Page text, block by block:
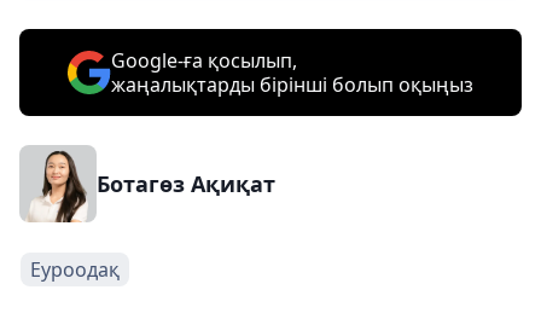
Google-ға қосылып,
жаңалықтарды бірінші болып оқыңыз
Ботагөз Ақиқат
Еуроодақ